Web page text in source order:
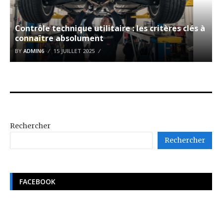
Contrôle technique utilitaire : les critères clés à
connaître absolument
BY ADMIN6 15 JUILLET 2025
Rechercher
Rechercher
FACEBOOK